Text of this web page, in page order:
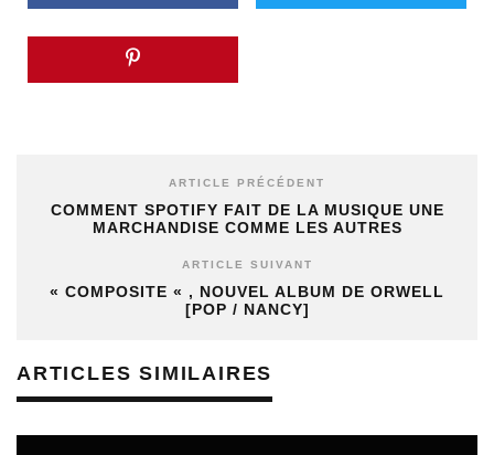
ARTICLE PRÉCÉDENT
COMMENT SPOTIFY FAIT DE LA MUSIQUE UNE
MARCHANDISE COMME LES AUTRES
ARTICLE SUIVANT
« COMPOSITE « , NOUVEL ALBUM DE ORWELL
[POP / NANCY]
ARTICLES SIMILAIRES